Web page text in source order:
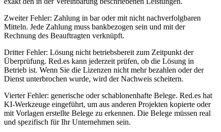
Zweiter Fehler: Zahlung in bar oder mit nicht nachverfolgbaren
Mitteln. Jede Zahlung muss bankbezogen sein und mit der
Rechnung des Beauftragten verknüpft.
Dritter Fehler: Lösung nicht betriebsbereit zum Zeitpunkt der
Überprüfung. Red.es kann jederzeit prüfen, ob die Lösung in
Betrieb ist. Wenn Sie die Lizenzen nicht mehr bezahlen oder der
Dienst unterbrochen wurde, wird der Nachweis scheitern.
Vierter Fehler: generische oder schablonenhafte Belege. Red.es hat
KI-Werkzeuge eingeführt, um aus anderen Projekten kopierte oder
mit Vorlagen erstellte Belege zu erkennen. Die Belege müssen real
und spezifisch für Ihr Unternehmen sein.